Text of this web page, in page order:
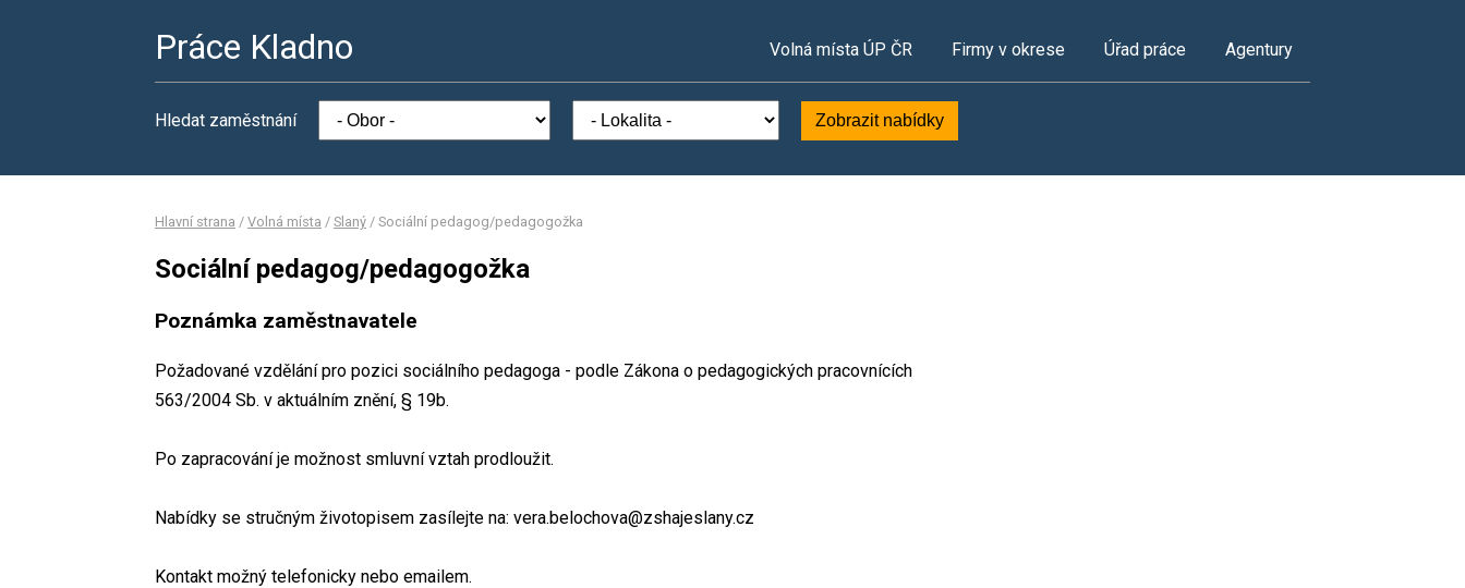
Práce Kladno Volná místa ÚP ČR Firmy v okrese Úřad práce Agentury
Hledat zaměstnání Zobrazit nabídky
Hlavní strana / Volná místa / Slaný / Sociální pedagog/pedagogožka
Sociální pedagog/pedagogožka
Poznámka zaměstnavatele
Požadované vzdělání pro pozici sociálního pedagoga - podle Zákona o pedagogických pracovnících
563/2004 Sb. v aktuálním znění, § 19b.
Po zapracování je možnost smluvní vztah prodloužit.
Nabídky se stručným životopisem zasílejte na: vera.belochova@zshajeslany.cz
Kontakt možný telefonicky nebo emailem.